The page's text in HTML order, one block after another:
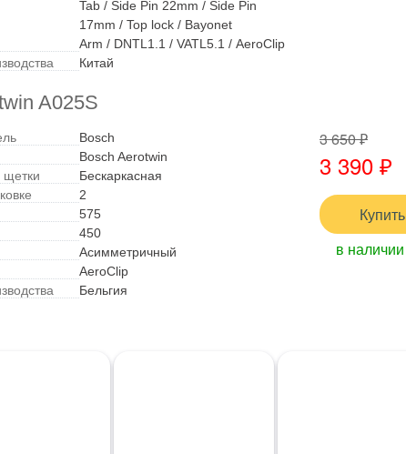
Tab / Side Pin 22mm / Side Pin
17mm / Top lock / Bayonet
Arm / DNTL1.1 / VATL5.1 / AeroClip
Китай
A025S
Bosch
Bosch Aerotwin
щетки
Бескаркасная
2
575
450
Асимметричный
AeroClip
Бельгия
3 650 ₽
3 390 ₽
Купить
в наличии